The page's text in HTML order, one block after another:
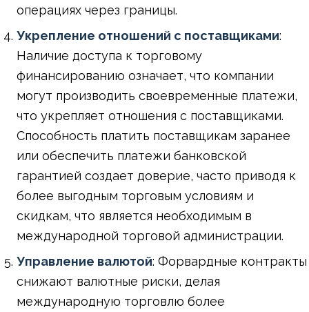
операциях через границы.
Укрепление отношений с поставщиками:
Наличие доступа к торговому
финансированию означает, что компании
могут производить своевременные платежи,
что укрепляет отношения с поставщиками.
Способность платить поставщикам заранее
или обеспечить платежи банковской
гарантией создает доверие, часто приводя к
более выгодным торговым условиям и
скидкам, что является необходимым в
международной торговой администрации.
Управление валютой: Форвардные контракты
снижают валютные риски, делая
международную торговлю более